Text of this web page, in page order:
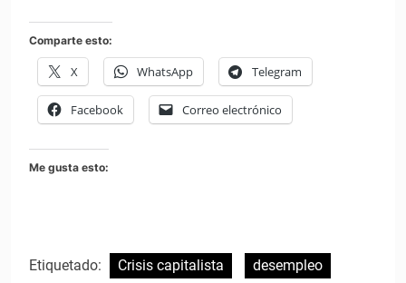
Comparte esto:
X WhatsApp Telegram
Facebook Correo electrónico
Me gusta esto:
Etiquetado: Crisis capitalista
desempleo